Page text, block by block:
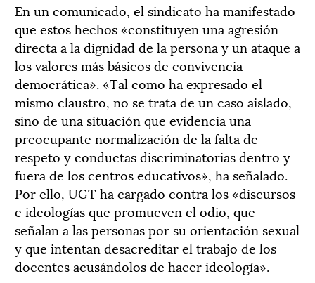
En un comunicado, el sindicato ha manifestado
que estos hechos «constituyen una agresión
directa a la dignidad de la persona y un ataque a
los valores más básicos de convivencia
democrática». «Tal como ha expresado el
mismo claustro, no se trata de un caso aislado,
sino de una situación que evidencia una
preocupante normalización de la falta de
respeto y conductas discriminatorias dentro y
fuera de los centros educativos», ha señalado.
Por ello, UGT ha cargado contra los «discursos
e ideologías que promueven el odio, que
señalan a las personas por su orientación sexual
y que intentan desacreditar el trabajo de los
docentes acusándolos de hacer ideología».